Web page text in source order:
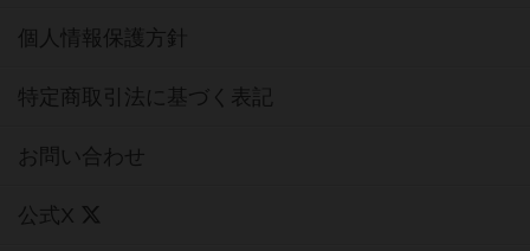
個人情報保護方針
特定商取引法に基づく表記
お問い合わせ
公式X